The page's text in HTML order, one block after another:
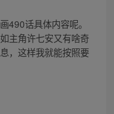
490话具体内容呢。
主角许七安又有啥奇
，这样我就能按照要